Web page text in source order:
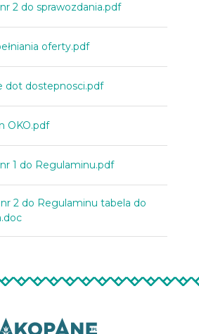
2 do sprawozdania.pdf
oferty.pdf
dot dostepnosci.pdf
OKO.pdf
1 do Regulaminu.pdf
2 do Regulaminu tabela do